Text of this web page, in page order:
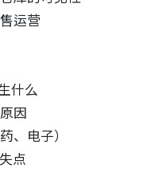
运营
什么
因
、电子）
点